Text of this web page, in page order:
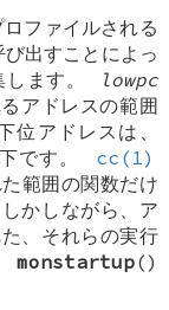
ファイルされる
出すことによっ
します。
lowpc
アドレスの範囲
位アドレスは、
です。
cc(1)
範囲の関数だけ
かしながら、ア
、それらの実行
monstartup()